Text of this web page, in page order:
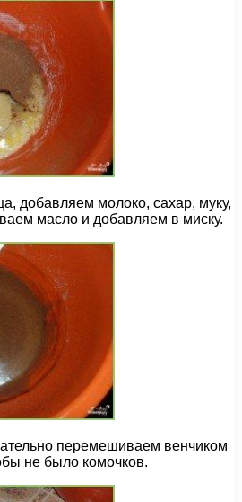
добавляем молоко, сахар, муку,
масло и добавляем в миску.
перемешиваем венчиком
не было комочков.